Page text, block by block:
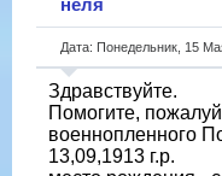
неля
Дата: Понедельник, 15
Здравствуйте.
Помогите,
военнопленного
13,09,1913 г.р.